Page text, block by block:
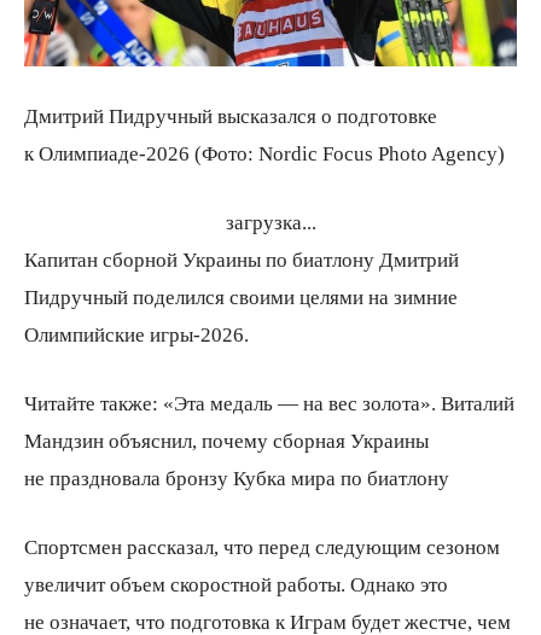
Дмитрий Пидручный высказался о подготовке
к Олимпиаде-2026 (Фото: Nordic Focus Photo Agency)
загрузка...
Капитан сборной Украины по биатлону Дмитрий
Пидручный поделился своими целями на зимние
Олимпийские игры-2026.
Читайте также: «Эта медаль — на вес золота». Виталий
Мандзин объяснил, почему сборная Украины
не праздновала бронзу Кубка мира по биатлону
Спортсмен рассказал, что перед следующим сезоном
увеличит объем скоростной работы. Однако это
не означает, что подготовка к Играм будет жестче, чем